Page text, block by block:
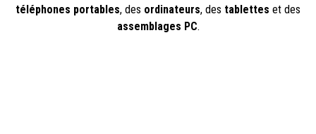
téléphones portables, des ordinateurs, des tablettes et des
assemblages PC.